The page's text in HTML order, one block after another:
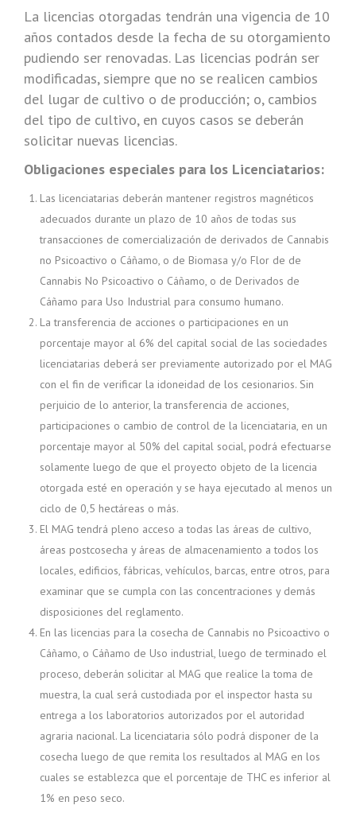
La licencias otorgadas tendrán una vigencia de 10
años contados desde la fecha de su otorgamiento
pudiendo ser renovadas. Las licencias podrán ser
modificadas, siempre que no se realicen cambios
del lugar de cultivo o de producción; o, cambios
del tipo de cultivo, en cuyos casos se deberán
solicitar nuevas licencias.
Obligaciones especiales para los Licenciatarios:
Las licenciatarias deberán mantener registros magnéticos
adecuados durante un plazo de 10 años de todas sus
transacciones de comercialización de derivados de Cannabis
no Psicoactivo o Cáñamo, o de Biomasa y/o Flor de de
Cannabis No Psicoactivo o Cáñamo, o de Derivados de
Cáñamo para Uso Industrial para consumo humano.
La transferencia de acciones o participaciones en un
porcentaje mayor al 6% del capital social de las sociedades
licenciatarias deberá ser previamente autorizado por el MAG
con el fin de verificar la idoneidad de los cesionarios. Sin
perjuicio de lo anterior, la transferencia de acciones,
participaciones o cambio de control de la licenciataria, en un
porcentaje mayor al 50% del capital social, podrá efectuarse
solamente luego de que el proyecto objeto de la licencia
otorgada esté en operación y se haya ejecutado al menos un
ciclo de 0,5 hectáreas o más.
El MAG tendrá pleno acceso a todas las áreas de cultivo,
áreas postcosecha y áreas de almacenamiento a todos los
locales, edificios, fábricas, vehículos, barcas, entre otros, para
examinar que se cumpla con las concentraciones y demás
disposiciones del reglamento.
En las licencias para la cosecha de Cannabis no Psicoactivo o
Cáñamo, o Cáñamo de Uso industrial, luego de terminado el
proceso, deberán solicitar al MAG que realice la toma de
muestra, la cual será custodiada por el inspector hasta su
entrega a los laboratorios autorizados por el autoridad
agraria nacional. La licenciataria sólo podrá disponer de la
cosecha luego de que remita los resultados al MAG en los
cuales se establezca que el porcentaje de THC es inferior al
1% en peso seco.